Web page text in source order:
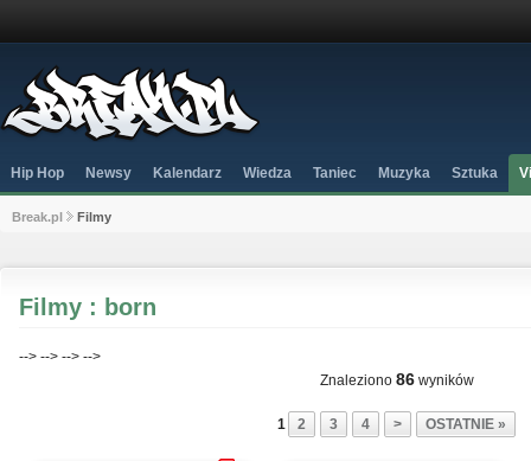
Hip Hop Newsy Kalendarz Wiedza Taniec Muzyka Sztuka
Break.pl Filmy
Filmy : born
--> --> --> -->
Znaleziono 86 wyników
1 2 3 4 > OSTATNIE »